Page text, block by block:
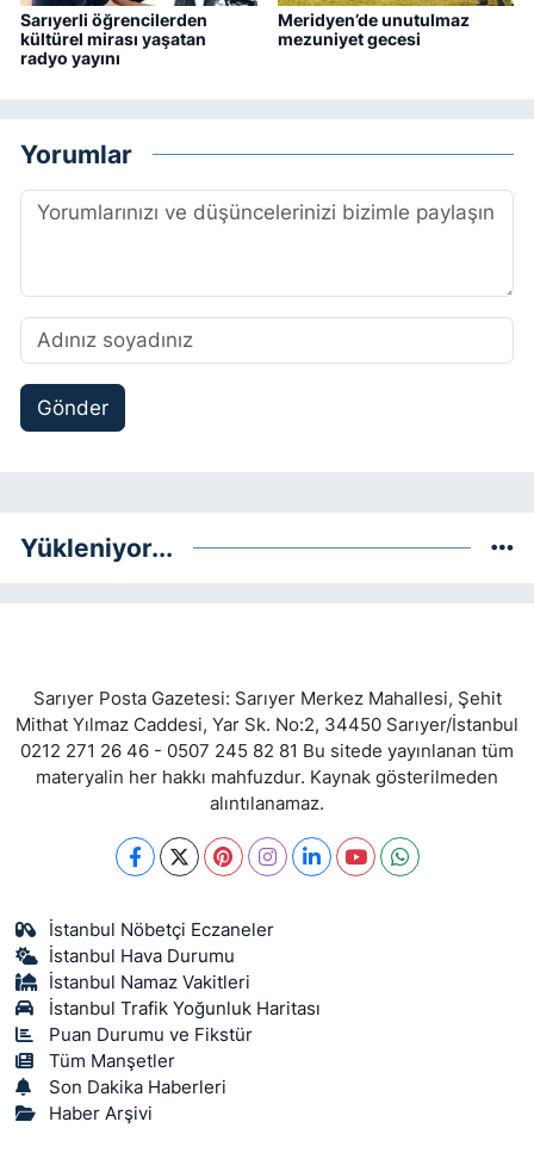
Sarıyerli öğrencilerden
kültürel mirası yaşatan
radyo yayını
Meridyen’de unutulmaz
mezuniyet gecesi
Yorumlar
Gönder
Yükleniyor...
Sarıyer Posta Gazetesi: Sarıyer Merkez Mahallesi, Şehit
Mithat Yılmaz Caddesi, Yar Sk. No:2, 34450 Sarıyer/İstanbul
0212 271 26 46 - 0507 245 82 81 Bu sitede yayınlanan tüm
materyalin her hakkı mahfuzdur. Kaynak gösterilmeden
alıntılanamaz.
İstanbul Nöbetçi Eczaneler
İstanbul Hava Durumu
İstanbul Namaz Vakitleri
İstanbul Trafik Yoğunluk Haritası
Puan Durumu ve Fikstür
Tüm Manşetler
Son Dakika Haberleri
Haber Arşivi